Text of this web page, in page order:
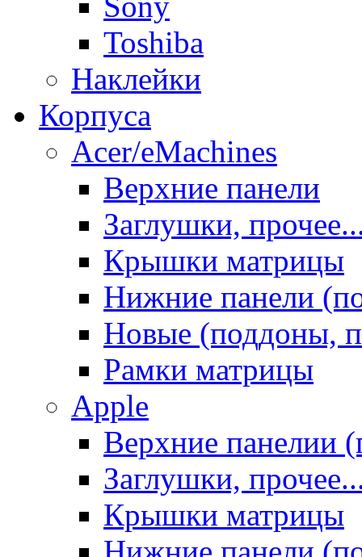
Toshiba
Наклейки
Корпуса
Acer/eMachines
Верхние панели
Заглушки,
Крышки матрицы
Нижние панели
Новые (поддоны,
Рамки матрицы
Apple
Верхние панелии
Заглушки,
Крышки матрицы